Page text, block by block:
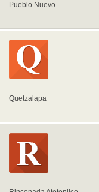
Pueblo Nuevo
Quetzalapa